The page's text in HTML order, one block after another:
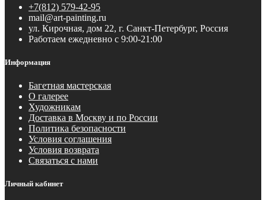
+7(812) 579-42-95
mail@art-painting.ru
ул. Кирочная, дом 22, г. Санкт-Петербург, Россия
Работаем ежедневно с 9:00-21:00
Информация
Багетная мастерская
О галерее
Художникам
Доставка в Москву и по России
Политика безопасности
Условия соглашения
Условия возврата
Связаться с нами
Личный кабинет